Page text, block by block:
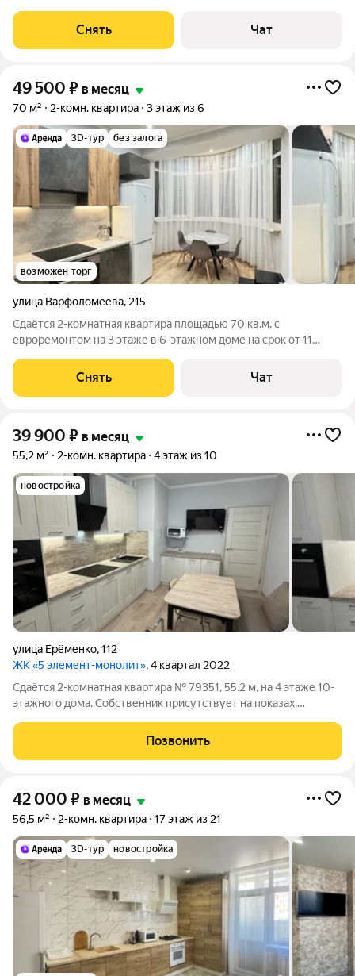
Стиральная машина Холодильник Микроволновка Дом -
кирпичный, окна выходят
Снять Чат
49 500 ₽ в месяц
70 м² 2-комн. квартира 3 этаж из 6
3D-тур без залога
возможен торг
улица Варфоломеева, 215
Сдаётся 2-комнатная квартира площадью 70 кв.м. с
евроремонтом на 3 этаже в 6-этажном доме на срок от 11
Стиральная машина Холодильник Кондиционер
Микроволновка Пылесос Дом - кирпичный, окна
Снять Чат
39 900 ₽ в месяц
55,2 м² 2-комн. квартира 4 этаж из 10
новостройка
улица Ерёменко,112
ЖК «5 элемент-монолит», 4 квартал 2022
Сдаётся 2-комнатная квартира № 79351, 55.2 м, на 4 этаже 10-
этажного дома. Собственник присутствует на показах.
оплачиваются отдельно. По условиям проживания: можно с
детьми, без питомцев. Срок
Позвонить
42 000 ₽ в месяц
56,5 м² 2-комн. квартира 17 этаж из 21
3D-тур новостройка